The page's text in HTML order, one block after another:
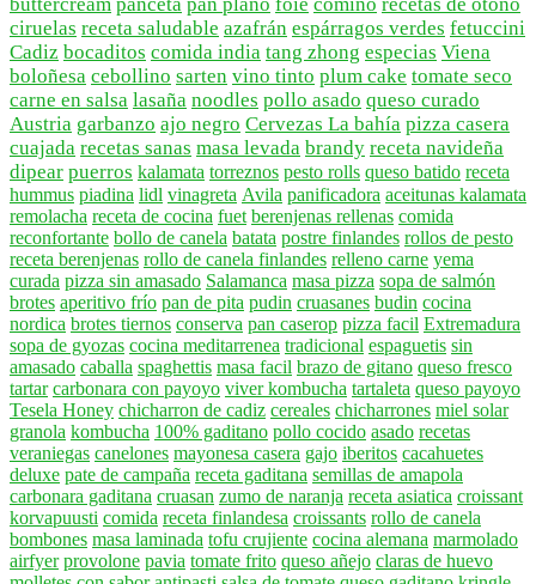
ciruelas receta saludable azafrán espárragos verdes fetuccini
Cadiz bocaditos comida india tang zhong especias Viena
boloñesa cebollino sarten vino tinto plum cake tomate seco
carne en salsa lasaña noodles pollo asado queso curado
Austria garbanzo ajo negro Cervezas La bahía pizza casera
cuajada recetas sanas masa levada brandy receta navideña
dipear puerros kalamata torreznos pesto rolls queso batido receta
hummus piadina lidl vinagreta Avila panificadora aceitunas kalamata
remolacha receta de cocina fuet berenjenas rellenas comida
reconfortante bollo de canela batata postre finlandes rollos de pesto
receta berenjenas rollo de canela finlandes relleno carne yema
curada pizza sin amasado Salamanca masa pizza sopa de salmón
brotes aperitivo frío pan de pita pudin cruasanes budin cocina
nordica brotes tiernos conserva pan caserop pizza facil Extremadura
sopa de gyozas cocina meditarrenea tradicional espaguetis sin
amasado caballa spaghettis masa facil brazo de gitano queso fresco
tartar carbonara con payoyo viver kombucha tartaleta queso payoyo
Tesela Honey chicharron de cadiz cereales chicharrones miel solar
granola kombucha 100% gaditano pollo cocido asado recetas
veraniegas canelones mayonesa casera gajo iberitos cacahuetes
deluxe pate de campaña receta gaditana semillas de amapola
carbonara gaditana cruasan zumo de naranja receta asiatica croissant
korvapuusti comida receta finlandesa croissants rollo de canela
bombones masa laminada tofu crujiente cocina alemana marmolado
airfyer provolone pavia tomate frito queso añejo claras de huevo